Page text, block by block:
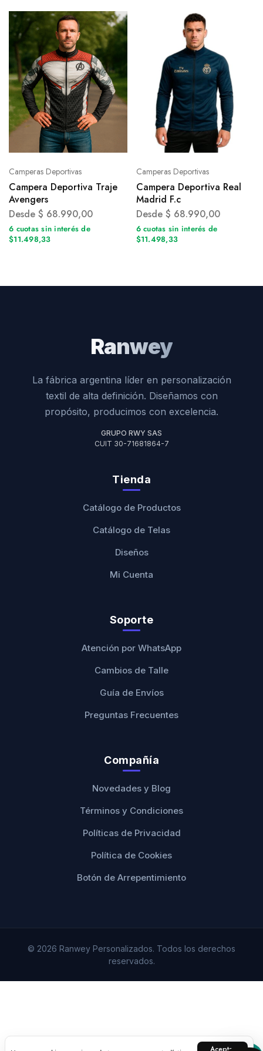
Camperas Deportivas
Campera Deportiva Traje
Avengers
Desde $ 68.990,00
6 cuotas sin interés de
$11.498,33
Camperas Deportivas
Campera Deportiva Real
Madrid F.c
Desde $ 68.990,00
6 cuotas sin interés de
$11.498,33
Ranwey
La fábrica argentina líder en personalización
textil de alta definición. Diseñamos con
propósito, producimos con excelencia.
GRUPO RWY SAS
CUIT 30-71681864-7
Tienda
Catálogo de Productos
Catálogo de Telas
Diseños
Mi Cuenta
Soporte
Atención por WhatsApp
Cambios de Talle
Guía de Envíos
Preguntas Frecuentes
Compañía
Novedades y Blog
Términos y Condiciones
Políticas de Privacidad
Política de Cookies
Botón de Arrepentimiento
© 2026 Ranwey Personalizados. Todos los derechos
reservados.